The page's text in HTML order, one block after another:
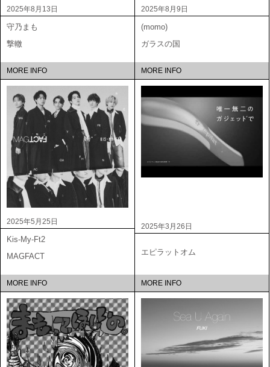
2025年8月13日
守乃まも
撃轍
MORE INFO
2025年8月9日
(momo)
ガラスの国
MORE INFO
2025年5月25日
Kis-My-Ft2
MAGFACT
MORE INFO
2025年3月26日
エピラットオム
MORE INFO